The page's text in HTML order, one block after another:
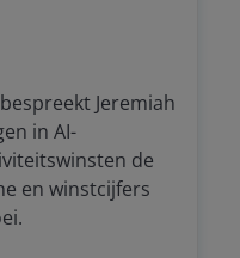
Jeremiah
in AI-
de
en winstcijfers